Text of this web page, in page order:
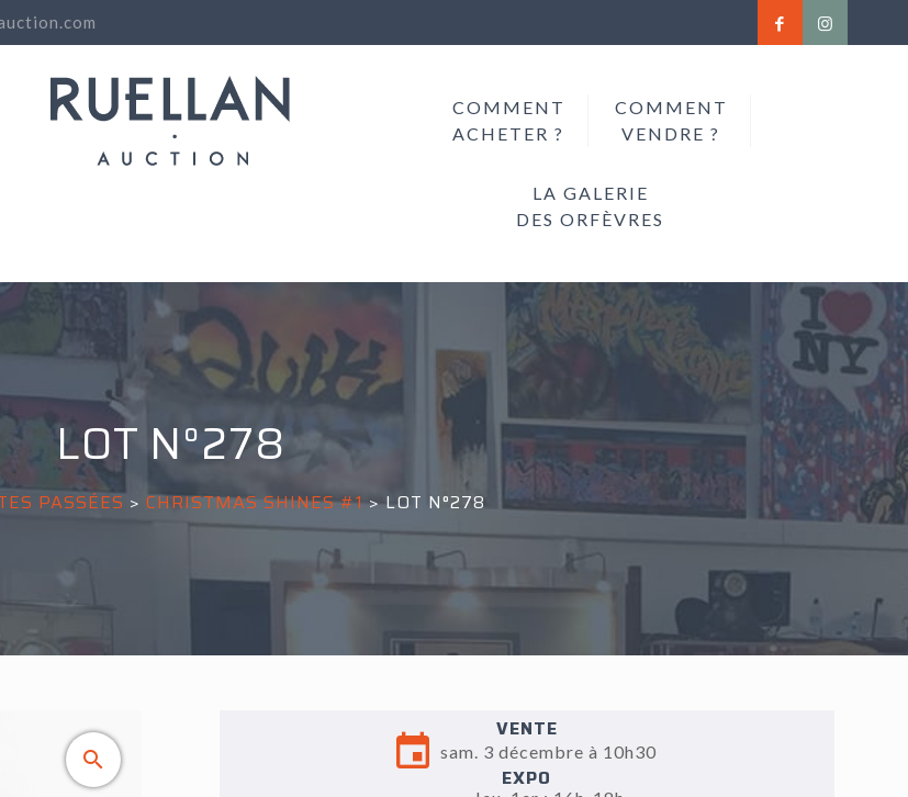
COMMENT
ACHETER ?
COMMENT
VENDRE ?
LA GALERIE
DES ORFÈVRES
LOT N°278
PASSÉES> CHRISTMAS SHINES #1>LOT N°278
VENTE
sam. 3 décembre à 10h30
EXPO